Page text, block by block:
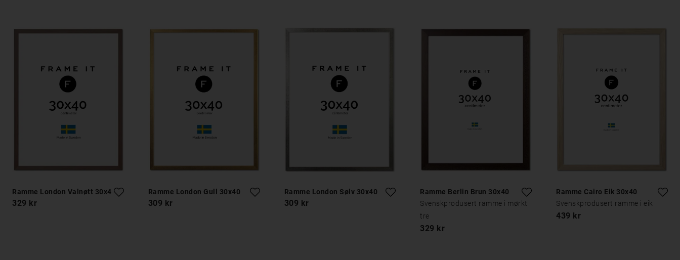
Ramme London Valnøtt 30x40
329 kr
Ramme London Gull 30x40
309 kr
Ramme London Sølv 30x40
309 kr
Ramme Berlin Brun 30x40
Svenskprodusert ramme i mørkt
tre
329 kr
Ramme Cairo Eik 30x40
Svenskprodusert ramme i eik
439 kr